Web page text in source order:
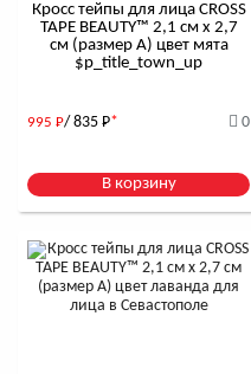
Кросс тейпы для лица CROSS
TAPE BEAUTY™ 2,1 см x 2,7
см (размер А) цвет мята
$р_title_town_up
995 Р/ 835 Р* 0
В корзину